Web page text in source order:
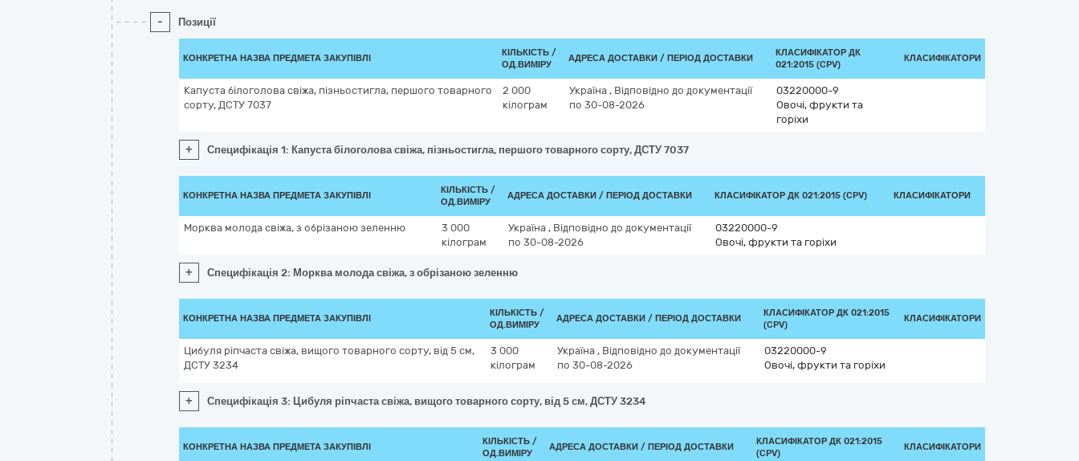
- Позиції
КОНКРЕТНА НАЗВА ПРЕДМЕТА ЗАКУПІВЛІ
КІЛЬКІСТЬ /
ОД.ВИМІРУ
АДРЕСА ДОСТАВКИ / ПЕРІОД ДОСТАВКИ
КЛАСИФІКАТОР ДК
021:2015 (CPV)
КЛАСИФІКАТОРИ
Капуста білоголова свіжа, пізньостигла, першого товарного
сорту, ДСТУ 7037
2 000
кілограм
Україна , Відповідно до документації
по 30-08-2026
03220000-9
Овочі, фрукти та
горіхи
+ Специфікація 1: Капуста білоголова свіжа, пізньостигла, першого товарного сорту, ДСТУ 7037
КОНКРЕТНА НАЗВА ПРЕДМЕТА ЗАКУПІВЛІ
КІЛЬКІСТЬ /
ОД.ВИМІРУ
АДРЕСА ДОСТАВКИ / ПЕРІОД ДОСТАВКИ КЛАСИФІКАТОР ДК 021:2015 (CPV) КЛАСИФІКАТОРИ
Морква молода свіжа, з обрізаною зеленню
3 000
кілограм
Україна , Відповідно до документації
по 30-08-2026
03220000-9
Овочі, фрукти та горіхи
+ Специфікація 2: Морква молода свіжа, з обрізаною зеленню
КОНКРЕТНА НАЗВА ПРЕДМЕТА ЗАКУПІВЛІ
КІЛЬКІСТЬ /
ОД.ВИМІРУ
АДРЕСА ДОСТАВКИ / ПЕРІОД ДОСТАВКИ
КЛАСИФІКАТОР ДК 021:2015
(CPV)
КЛАСИФІКАТОРИ
Цибуля ріпчаста свіжа, вищого товарного сорту, від 5 см,
ДСТУ 3234
3 000
кілограм
Україна , Відповідно до документації
по 30-08-2026
03220000-9
Овочі, фрукти та горіхи
+ Специфікація 3: Цибуля ріпчаста свіжа, вищого товарного сорту, від 5 см, ДСТУ 3234
КОНКРЕТНА НАЗВА ПРЕДМЕТА ЗАКУПІВЛІ
КІЛЬКІСТЬ /
ОД.ВИМІРУ
АДРЕСА ДОСТАВКИ / ПЕРІОД ДОСТАВКИ
КЛАСИФІКАТОР ДК 021:2015
(CPV)
КЛАСИФІКАТОРИ